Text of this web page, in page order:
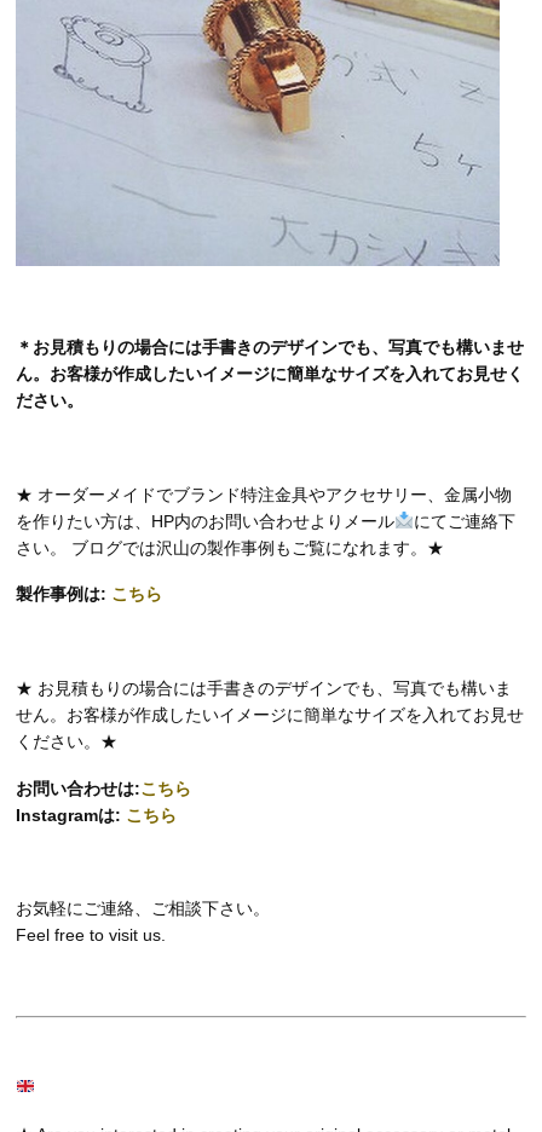
＊お見積もりの場合には手書きのデザインでも、写真でも構いませ
ん。お客様が作成したいイメージに簡単なサイズを入れてお見せく
ださい。
★ オーダーメイドでブランド特注金具やアクセサリー、金属小物
を作りたい方は、HP内のお問い合わせよりメール
にてご連絡下
さい。 ブログでは沢山の製作事例もご覧になれます。★
製作事例は: こちら
★ お見積もりの場合には手書きのデザインでも、写真でも構いま
せん。お客様が作成したいイメージに簡単なサイズを入れてお見せ
ください。★
お問い合わせは:こちら
Instagramは: こちら
お気軽にご連絡、ご相談下さい。
Feel free to visit us.